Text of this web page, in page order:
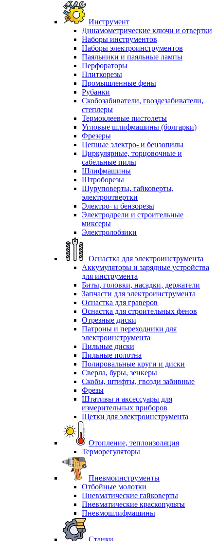
Инструмент
Динамометрические ключи и отвертки
Наборы инструментов
Наборы электроинструментов
Паяльники и паяльные лампы
Перфораторы
Плиткорезы
Промышленные фены
Рубанки
Скобозабиватели, гвоздезабиватели,
степлеры
Термоклеевые пистолеты
Угловые шлифмашины (болгарки)
Фрезеры
Цепные электро- и бензопилы
Циркулярные, торцовочные и
сабельные пилы
Шлифмашины
Штроборезы
Шуруповерты, гайковерты,
электроотвертки
Электро- и бензорезы
Электродрели и строительные
миксеры
Электролобзики
Оснастка для электроинструмента
Аккумуляторы и зарядные устройства
для инструмента
Биты, головки, насадки, держатели
Запчасти для электроинструмента
Оснастка для граверов
Оснастка для строительных фенов
Отрезные диски
Патроны и переходники для
электроинструмента
Пильные диски
Пильные полотна
Полировальные круги и диски
Сверла, буры, зенкеры
Скобы, штифты, гвозди забивные
Фрезы
Штативы и аксессуары для
измерительных приборов
Щетки для электроинструмента
Отопление, теплоизоляция
Терморегуляторы
Пневмоинструменты
Отбойные молотки
Пневматические гайковерты
Пневматические краскопульты
Пневмошлифмашины
Станки